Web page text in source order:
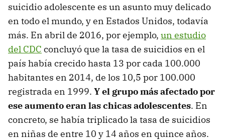
suicidio adolescente es un asunto muy delicado
en todo el mundo, y en Estados Unidos, todavía
más. En abril de 2016, por ejemplo, un estudio
del CDC concluyó que la tasa de suicidios en el
país había crecido hasta 13 por cada 100.000
habitantes en 2014, de los 10,5 por 100.000
registrada en 1999. Y el grupo más afectado por
ese aumento eran las chicas adolescentes. En
concreto, se había triplicado la tasa de suicidios
en niñas de entre 10 y 14 años en quince años.